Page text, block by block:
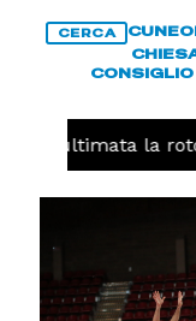
CERCA CUNEO
ultimata la